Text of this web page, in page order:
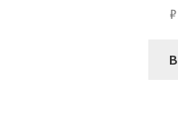
Поставка
₽